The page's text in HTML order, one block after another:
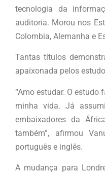
tecnologia da
auditoria. Morou nos
Colombia, Alemanha e
Tantas títulos
apaixonada pelos
“Amo estudar. O estudo
minha vida. Já
embaixadores da
também”, afirmou
português e inglês.
A mudança para